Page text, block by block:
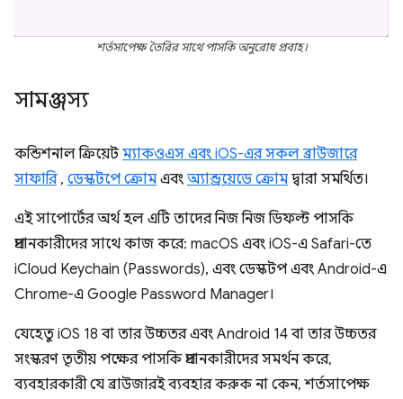
শর্তসাপেক্ষ তৈরির সাথে পাসকি অনুরোধ প্রবাহ।
সামঞ্জস্য
কন্ডিশনাল ক্রিয়েটম্যাকওএস এবং iOS-এর সকল ব্রাউজারে
সাফারি, ডেস্কটপে ক্রোম এবং অ্যান্ড্রয়েডে ক্রোম দ্বারা সমর্থিত।
এই সাপোর্টের অর্থ হল এটি তাদের নিজ নিজ ডিফল্ট পাসকি
প্রদানকারীদের সাথে কাজ করে: macOS এবং iOS-এ Safari-তে
iCloud Keychain (Passwords), এবং ডেস্কটপ এবং Android-এ
Chrome-এ Google Password Manager।
যেহেতু iOS 18 বা তার উচ্চতর এবং Android 14 বা তার উচ্চতর
সংস্করণ তৃতীয় পক্ষের পাসকি প্রদানকারীদের সমর্থন করে,
ব্যবহারকারী যে ব্রাউজারই ব্যবহার করুক না কেন, শর্তসাপেক্ষ